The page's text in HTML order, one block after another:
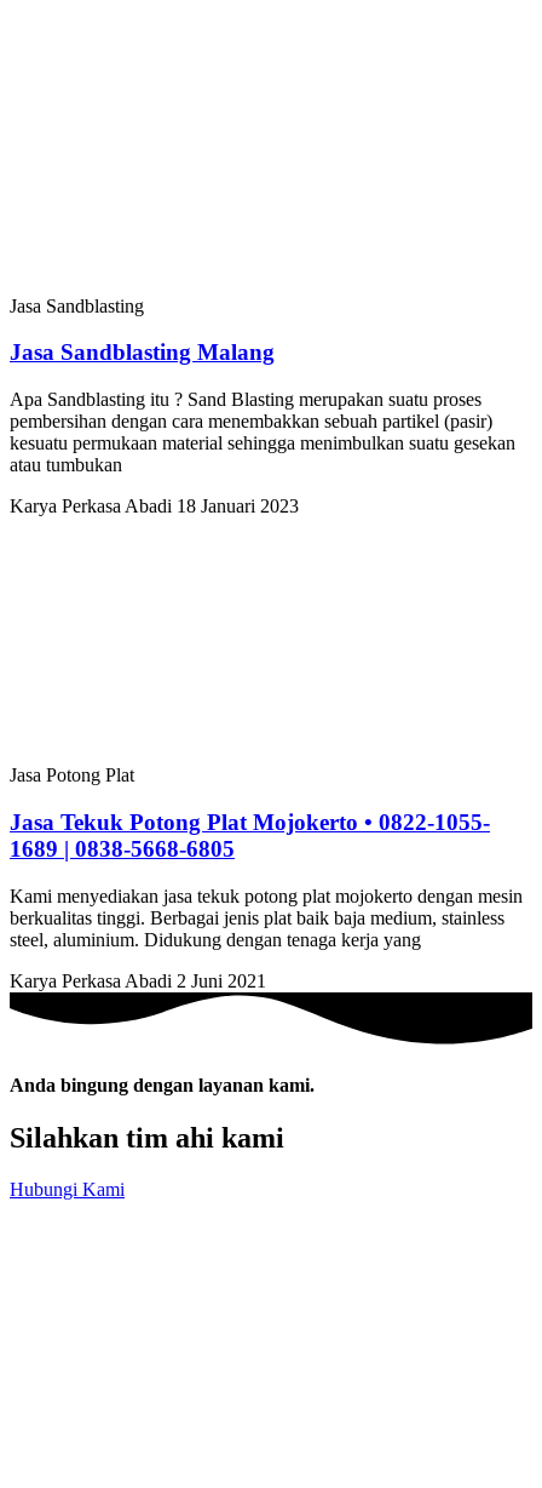
Jasa Sandblasting
Jasa Sandblasting Malang
Apa Sandblasting itu ? Sand Blasting merupakan suatu proses
pembersihan dengan cara menembakkan sebuah partikel (pasir)
kesuatu permukaan material sehingga menimbulkan suatu gesekan
atau tumbukan
Karya Perkasa Abadi 18 Januari 2023
Jasa Potong Plat
Jasa Tekuk Potong Plat Mojokerto • 0822-1055-
1689 | 0838-5668-6805
Kami menyediakan jasa tekuk potong plat mojokerto dengan mesin
berkualitas tinggi. Berbagai jenis plat baik baja medium, stainless
steel, aluminium. Didukung dengan tenaga kerja yang
Karya Perkasa Abadi 2 Juni 2021
Anda bingung dengan layanan kami.
Silahkan tim ahi kami
Hubungi Kami